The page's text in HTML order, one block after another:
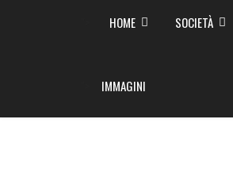
HOME SOCIETÀ
IMMAGINI